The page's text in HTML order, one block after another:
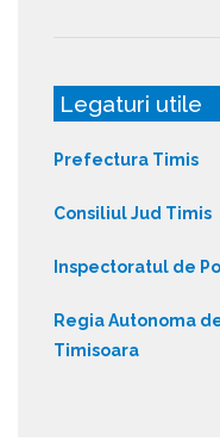
Legaturi utile
Prefectura Timis
Consiliul Jud Timis
Inspectoratul de
Regia Autonoma
Timisoara